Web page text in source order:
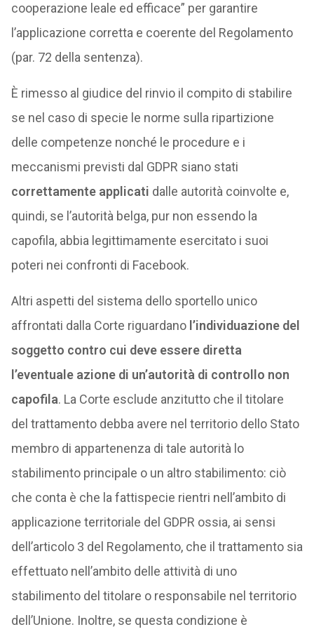
cooperazione leale ed efficace” per garantire
l’applicazione corretta e coerente del Regolamento
(par. 72 della sentenza).
È rimesso al giudice del rinvio il compito di stabilire
se nel caso di specie le norme sulla ripartizione
delle competenze nonché le procedure e i
meccanismi previsti dal GDPR siano stati
correttamente applicati dalle autorità coinvolte e,
quindi, se l’autorità belga, pur non essendo la
capofila, abbia legittimamente esercitato i suoi
poteri nei confronti di Facebook.
Altri aspetti del sistema dello sportello unico
affrontati dalla Corte riguardanol’individuazione del
soggetto contro cui deve essere diretta
l’eventuale azione di un’autorità di controllo non
capofila. La Corte esclude anzitutto che il titolare
del trattamento debba avere nel territorio dello Stato
membro di appartenenza di tale autorità lo
stabilimento principale o un altro stabilimento: ciò
che conta è che la fattispecie rientri nell’ambito di
applicazione territoriale del GDPR ossia, ai sensi
dell’articolo 3 del Regolamento, che il trattamento sia
effettuato nell’ambito delle attività di uno
stabilimento del titolare o responsabile nel territorio
dell’Unione. Inoltre, se questa condizione è